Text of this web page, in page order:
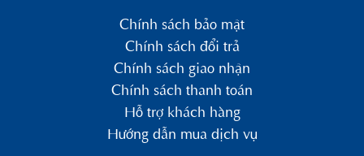
Chính sách bảo mật
Chính sách đổi trả
Chính sách giao nhận
Chính sách thanh toán
Hỗ trợ khách hàng
Hướng dẫn mua dịch vụ